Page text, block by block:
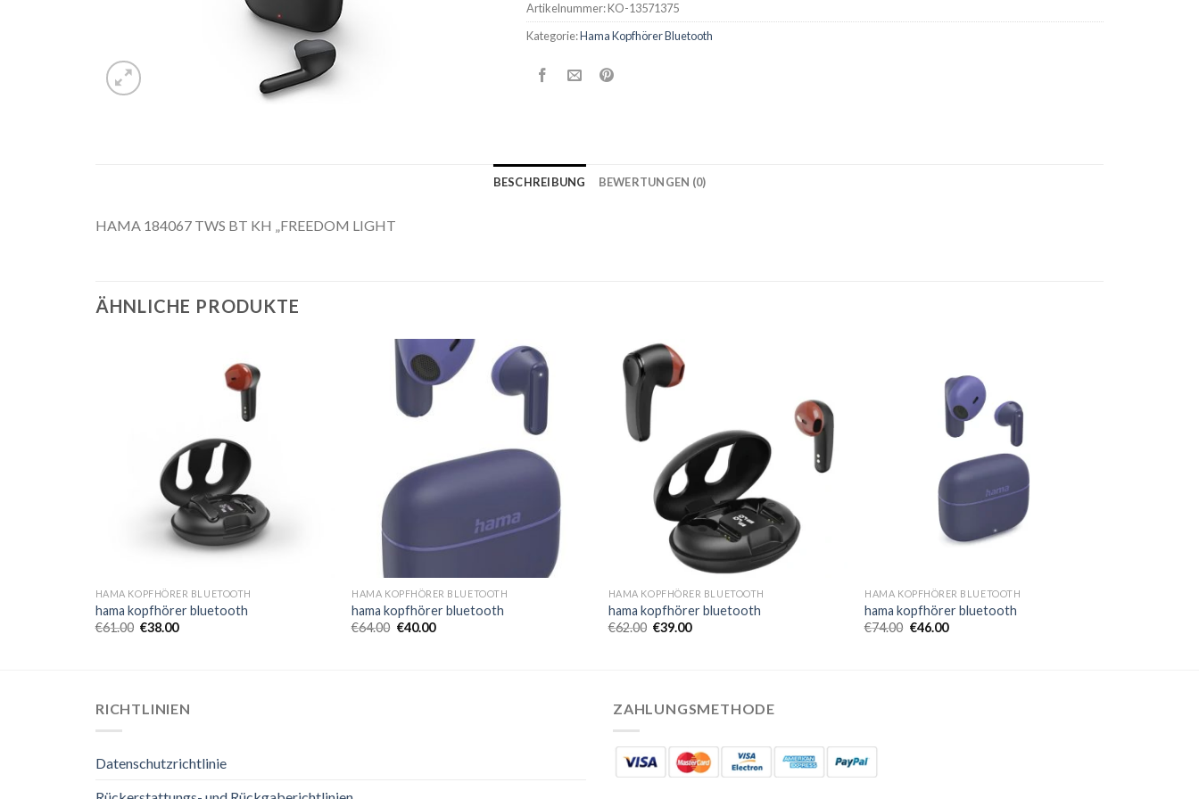
Artikelnummer:KO-13571375
Kategorie:Hama Kopfhörer Bluetooth
BESCHREIBUNG BEWERTUNGEN (0)
HAMA 184067 TWS BT KH „FREEDOM LIGHT
ÄHNLICHE PRODUKTE
HAMA KOPFHÖRER BLUETOOTH
hama kopfhörer bluetooth
€61.00 €38.00
HAMA KOPFHÖRER BLUETOOTH
hama kopfhörer bluetooth
€64.00 €40.00
HAMA KOPFHÖRER BLUETOOTH
hama kopfhörer bluetooth
€62.00 €39.00
HAMA KOPFHÖRER BLUETOOTH
hama kopfhörer bluetooth
€74.00 €46.00
RICHTLINIEN
Datenschutzrichtlinie
ZAHLUNGSMETHODE